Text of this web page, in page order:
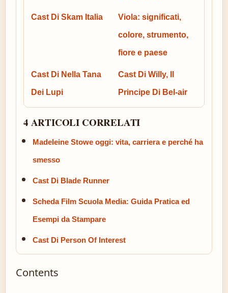
Cast Di Skam Italia Viola: significati,
colore, strumento,
fiore e paese
Cast Di Nella Tana
Dei Lupi
Cast Di Willy, Il
Principe Di Bel-air
4 ARTICOLI CORRELATI
Madeleine Stowe oggi: vita, carriera e perché ha
smesso
Cast Di Blade Runner
Scheda Film Scuola Media: Guida Pratica ed
Esempi da Stampare
Cast Di Person Of Interest
Contents